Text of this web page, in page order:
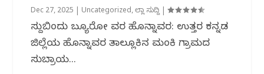
Dec 27, 2025 Uncategorized,ಜಿಲ್ಲಾ ಸುದ್ದಿ |
ಸುದ್ದಿಬಿಂದು ಬ್ಯೂರೋ ವರದಿ ಹೊನ್ನಾವರ: ಉತ್ತರ ಕನ್ನಡ
ಜಿಲ್ಲೆಯ ಹೊನ್ನಾವರ ತಾಲ್ಲೂಕಿನ ಮಂಕಿ ಗ್ರಾಮದ
ಸುಬ್ರಾಯ...